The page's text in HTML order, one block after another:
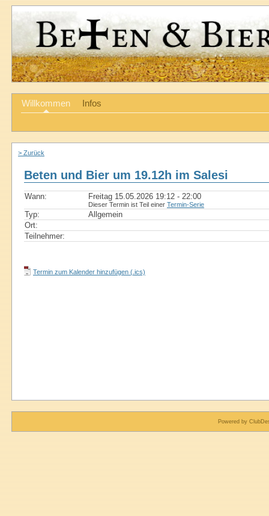
Willkommen Infos
> Zurück
Beten und Bier um 19.12h im Salesi
Wann: Freitag 15.05.2026 19:12 - 22:00
Dieser Termin ist Teil einer Termin-Serie
Typ:
Allgemein
Ort:
Teilnehmer:
Termin zum Kalender hinzufügen (.ics)
Powered by